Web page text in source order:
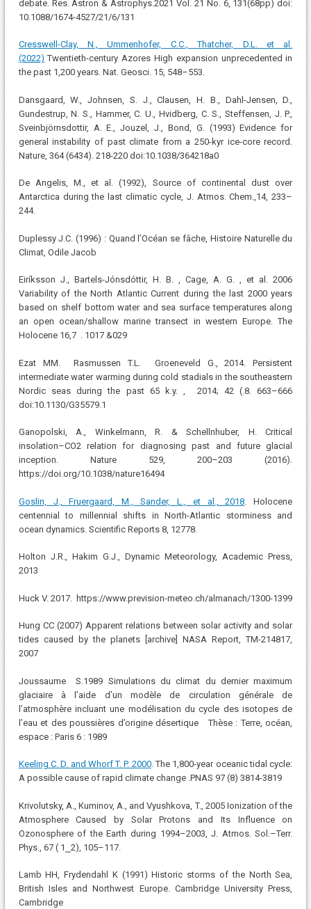
debate. Res. Astron & Astrophys.2021 Vol. 21 No. 6, 131(68pp) doi:
10.1088/1674-4527/21/6/131
Cresswell-Clay, N., Ummenhofer, C.C., Thatcher, D.L. et al.
(2022) Twentieth-century Azores High expansion unprecedented in
the past 1,200 years. Nat. Geosci. 15, 548–553.
Dansgaard, W., Johnsen, S. J., Clausen, H. B., Dahl-Jensen, D.,
Gundestrup, N. S., Hammer, C. U., Hvidberg, C. S., Steffensen, J. P.,
Sveinbjörnsdottir, A. E., Jouzel, J., Bond, G. (1993) Evidence for
general instability of past climate from a 250-kyr ice-core record.
Nature, 364 (6434). 218-220 doi:10.1038/364218a0
De Angelis, M., et al. (1992), Source of continental dust over
Antarctica during the last climatic cycle, J. Atmos. Chem.,14, 233–
244.
Duplessy J.C. (1996) : Quand l’Océan se fâche, Histoire Naturelle du
Climat, Odile Jacob
Eiríksson J., Bartels-Jónsdóttir, H. B. , Cage, A. G. , et al. 2006
Variability of the North Atlantic Current during the last 2000 years
based on shelf bottom water and sea surface temperatures along
an open ocean/shallow marine transect in western Europe. The
Holocene 16,7 . 1017 &029
Ezat MM. Rasmussen T.L. Groeneveld G., 2014. Persistent
intermediate water warming during cold stadials in the southeastern
Nordic seas during the past 65 k.y. , 2014; 42 (.8. 663–666
doi:10.1130/G35579.1
Ganopolski, A., Winkelmann, R. & Schellnhuber, H. Critical
insolation–CO2 relation for diagnosing past and future glacial
inception. Nature 529, 200–203 (2016).
https://doi.org/10.1038/nature16494
Goslin, J., Fruergaard, M., Sander, L., et al., 2018 . Holocene
centennial to millennial shifts in North-Atlantic storminess and
ocean dynamics. Scientific Reports 8, 12778.
Holton J.R., Hakim G.J., Dynamic Meteorology, Academic Press,
2013
Huck V. 2017. https://www.prevision-meteo.ch/almanach/1300-1399
Hung CC (2007) Apparent relations between solar activity and solar
tides caused by the planets [archive] NASA Report, TM-214817,
2007
Joussaume S.1989 Simulations du climat du dernier maximum
glaciaire à l’aide d’un modèle de circulation générale de
l’atmosphère incluant une modélisation du cycle des isotopes de
l’eau et des poussières d’origine désertique Thèse : Terre, océan,
espace : Paris 6 : 1989
Keeling C. D. and Whorf T. P. 2000. The 1,800-year oceanic tidal cycle:
A possible cause of rapid climate change .PNAS 97 (8) 3814-3819
Krivolutsky, A., Kuminov, A., and Vyushkova, T., 2005 Ionization of the
Atmosphere Caused by Solar Protons and Its Influence on
Ozonosphere of the Earth during 1994–2003, J. Atmos. Sol.–Terr.
Phys., 67 ( 1⎯2), 105–117.
Lamb HH, Frydendahl K (1991) Historic storms of the North Sea,
British Isles and Northwest Europe. Cambridge University Press,
Cambridge